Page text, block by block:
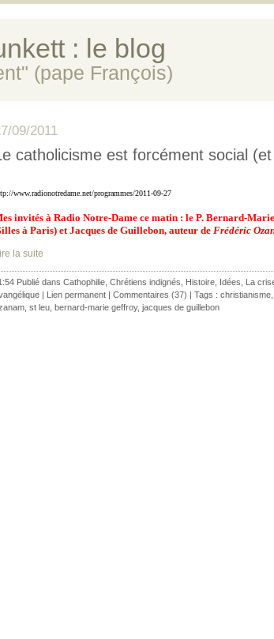
: le blog
(pape François)
09/2011
catholicisme est forcément social
www.radionotredame.net/programmes/2011-09-27
invités à Radio Notre-Dame ce matin : le P. Bernard-
à Paris) et Jacques de Guillebon, auteur de Frédéric
la suite
Publié dans Cathophilie Chrétiens indignés Histoire Idées La
| Lien permanent | Commentaires (37) | Tags : christianisme
st leu bernard-marie geffroy, jacques de guillebon